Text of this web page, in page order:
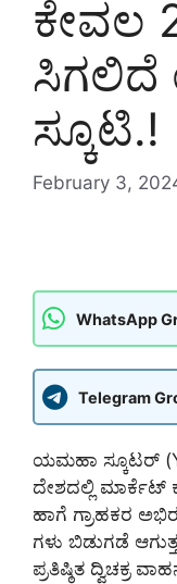
ಕೇವಲ
ಸ್ಕೂಟಿ.!
February 3,
WhatsApp
Telegram
ಯಮಹಾ ಸ್ಕೂಟರ್
ದೇಶದಲ್ಲಿ ಮಾರ್ಕೆಟ್
ಹಾಗೆ ಗ್ರಾಹಕರ
ಗಳು ಬಿಡುಗಡೆ
ಪ್ರತಿಷ್ಠಿತ ದ್ವಿಚಕ್ರ